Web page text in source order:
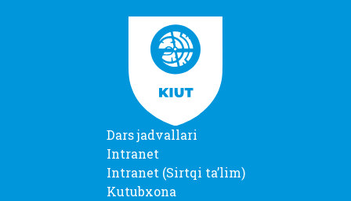
Dars jadvallari
Intranet
Intranet (Sirtqi taʼlim)
Kutubxona